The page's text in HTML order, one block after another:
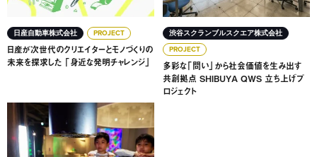
日産自動車株式会社 PROJECT
日産が次世代のクリエイターとモノづくりの
未来を探求した 「身近な発明チャレンジ」
渋谷スクランブルスクエア株式会社
PROJECT
多彩な「問い」から社会価値を生み出す
共創拠点 SHIBUYA QWS 立ち上げプ
ロジェクト
次世代の創造性を育むクリエイティブミュージアム 「